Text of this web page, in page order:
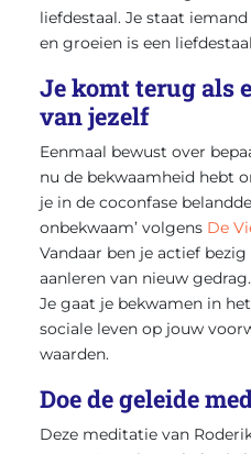
liefdestaal. Je staat
en groeien is een
Je komt terug als
van jezelf
Eenmaal bewust over
nu de bekwaamheid hebt
je in de coconfase
onbekwaam’ volgens De
Vandaar ben je actief
aanleren van nieuw
Je gaat je bekwamen in
sociale leven op jouw
waarden.
Doe de geleide
Deze meditatie van